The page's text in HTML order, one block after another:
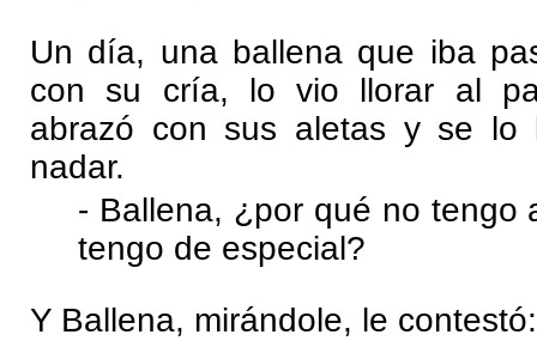
Un día, una ballena que iba
con su cría, lo vio llorar al
abrazó con sus aletas y se lo
nadar.
- Ballena, ¿por qué no tengo
tengo de especial?
Y Ballena, mirándole, le contestó: